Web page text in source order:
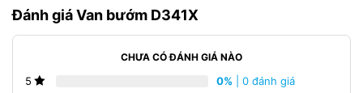
Đánh giá Van bướm D341X
CHƯA CÓ ĐÁNH GIÁ NÀO
5 0% | 0 đánh giá